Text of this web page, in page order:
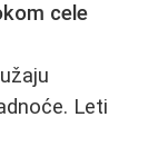
cele
Leti